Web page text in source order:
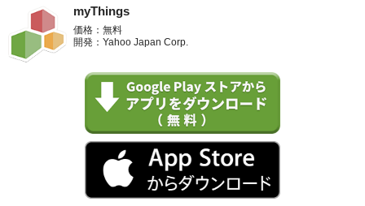
myThings
価格：無料
開発：Yahoo Japan Corp.